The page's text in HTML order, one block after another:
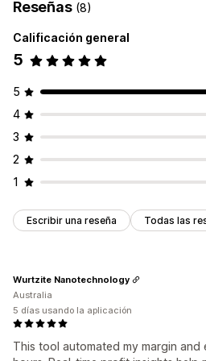
Reseñas (8)
Calificación general
5
5
4
3
2
1
Escribir una reseña Todas las
This tool automated my margin
Wurtzite Nanotechnology
Australia
5 días usando la aplicación